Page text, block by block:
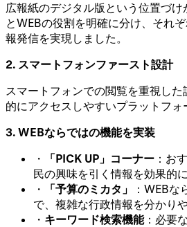
広報紙のデジタル版という位置づ
とWEBの役割を明確に分け、それ
報発信を実現しました。
2. スマートフォンファースト設計
スマートフォンでの閲覧を重視し
的にアクセスしやすいプラットフォ
3. WEBならではの機能を実装
・
「PICK UP」コーナー ：お
民の興味を引く情報を効果的
・
「予算のミカタ」
：WEBな
で、複雑な行政情報を分かり
・ キーワード検索機能：必要